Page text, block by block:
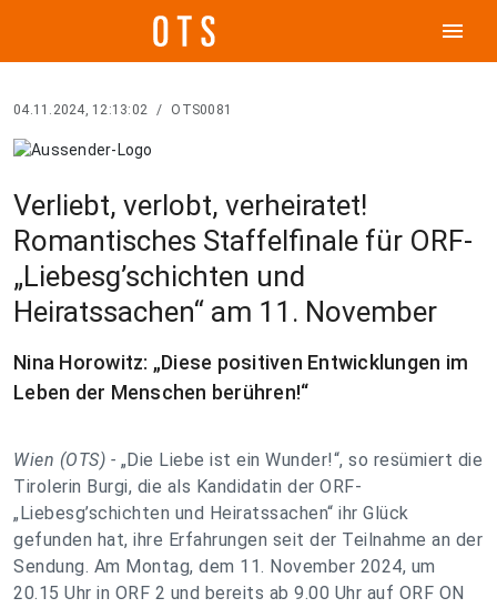
menu
04.11.2024, 12:13:02 / OTS0081
Verliebt, verlobt, verheiratet!
Romantisches Staffelfinale für ORF-
„Liebesg’schichten und
Heiratssachen“ am 11. November
Nina Horowitz: „Diese positiven Entwicklungen im
Leben der Menschen berühren!“
Wien (OTS) - „Die Liebe ist ein Wunder!“, so resümiert die
Tirolerin Burgi, die als Kandidatin der ORF-
„Liebesg’schichten und Heiratssachen“ ihr Glück
gefunden hat, ihre Erfahrungen seit der Teilnahme an der
Sendung. Am Montag, dem 11. November 2024, um
20.15 Uhr in ORF 2 und bereits ab 9.00 Uhr auf ORF ON